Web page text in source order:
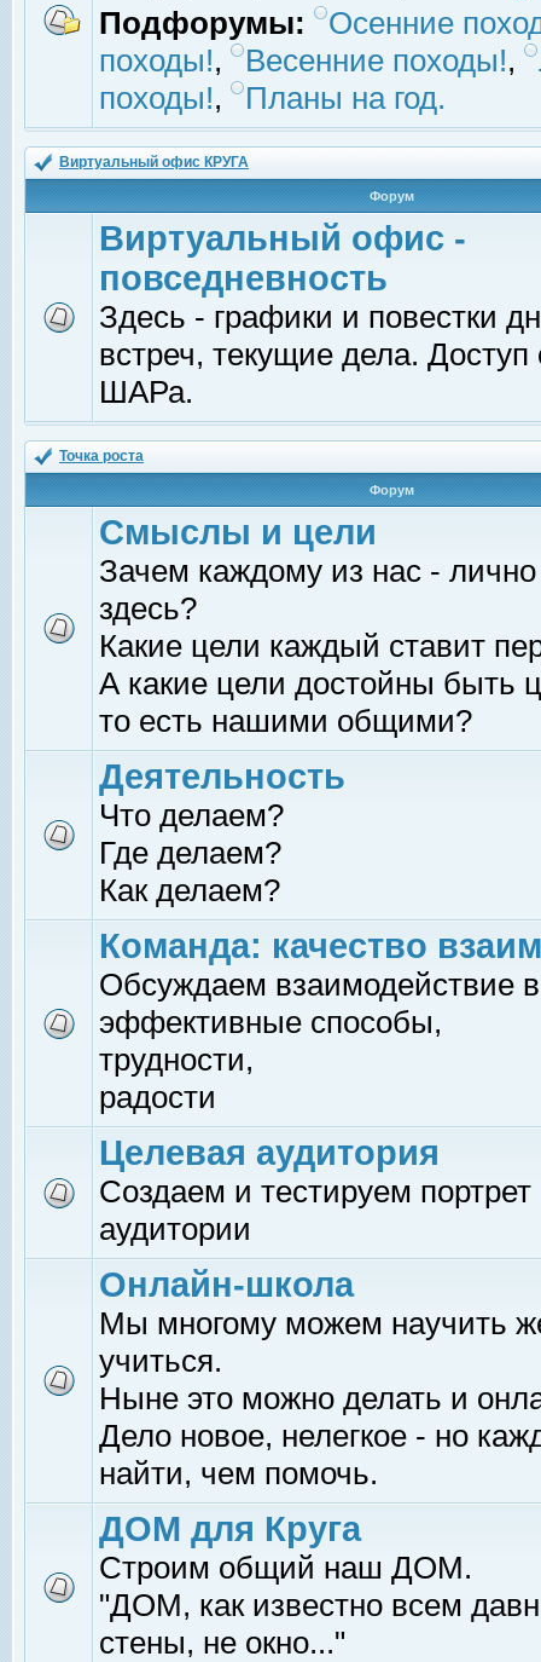
Подфорумы:
Осенние
походы!, Весенние походы!,
походы!, Планы на год.
Виртуальный офис КРУГА
Форум
Виртуальный офис -
повседневность
Здесь - графики и повестки
встреч, текущие дела.
ШАРа.
Точка роста
Форум
Смыслы и цели
Зачем каждому из нас -
здесь?
Какие цели каждый ставит
А какие цели достойны быть
то есть нашими общими?
Деятельность
Что делаем?
Где делаем?
Как делаем?
Команда: качество
Обсуждаем взаимодействие
эффективные способы,
трудности,
радости
Целевая аудитория
Создаем и тестируем
аудитории
Онлайн-школа
Мы многому можем научить
учиться.
Ныне это можно делать и
Дело новое, нелегкое - но
найти, чем помочь.
ДОМ для Круга
Строим общий наш ДОМ.
"ДОМ, как известно всем
стены, не окно..."